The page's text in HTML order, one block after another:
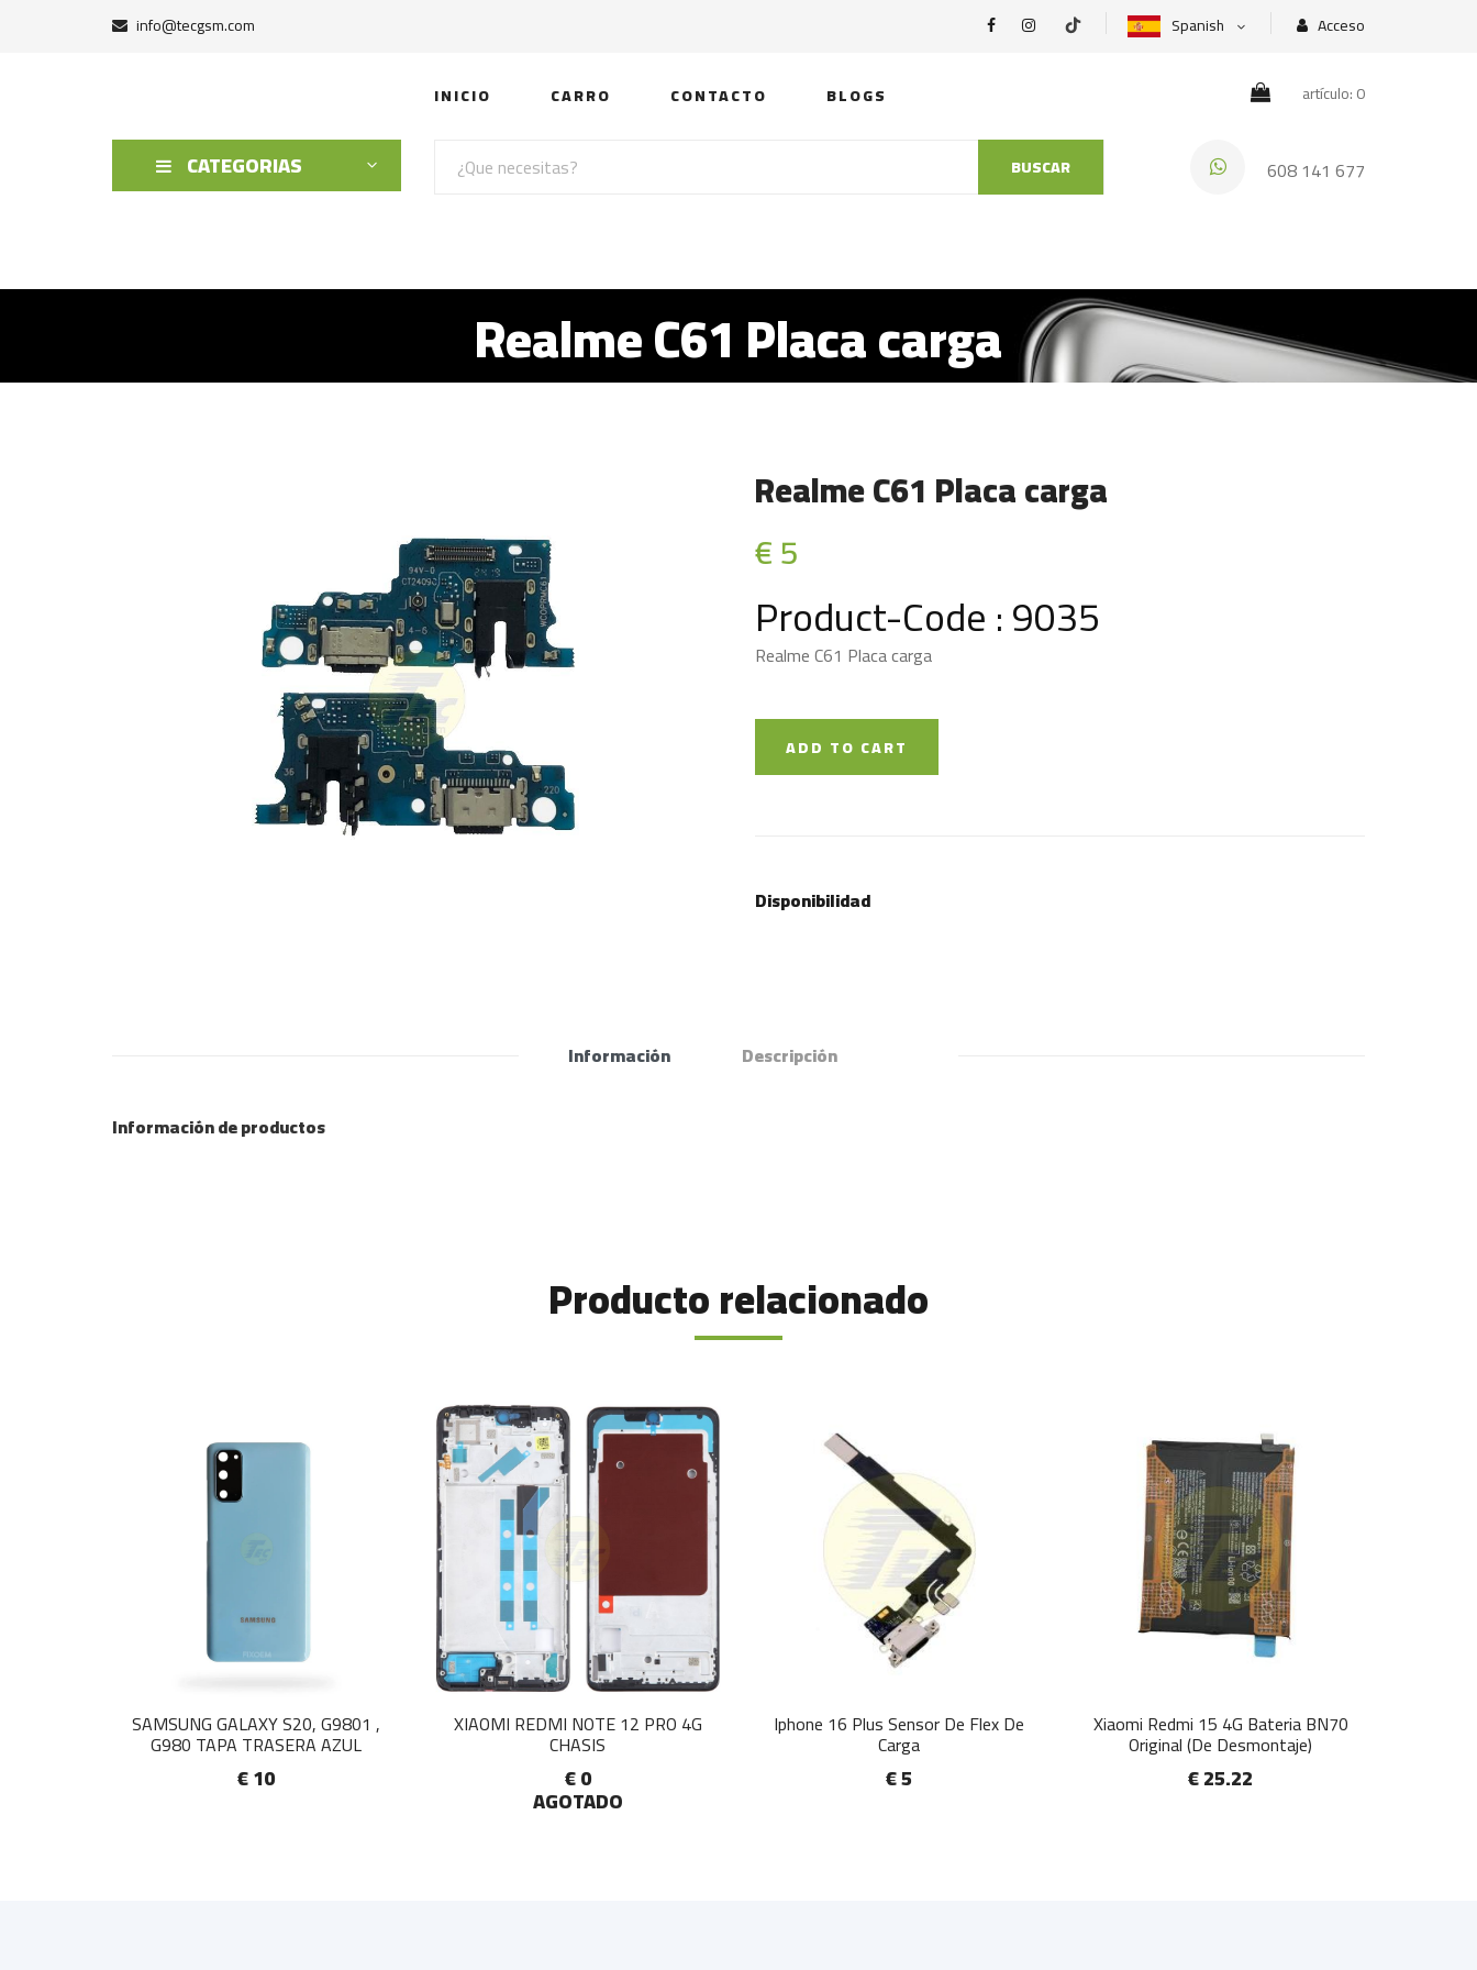
info@tecgsm.com Spanish Acceso
INICIO CARRO CONTACTO BLOGS artículo: 0
CATEGORIAS BUSCAR 608 141 677
Realme C61 Placa carga
Realme C61 Placa carga
€ 5
Product-Code : 9035
Realme C61 Placa carga
ADD TO CART
Disponibilidad
Información Descripción
Información de productos
Producto relacionado
SAMSUNG GALAXY S20, G9801 ,
G980 TAPA TRASERA AZUL
€ 10
XIAOMI REDMI NOTE 12 PRO 4G
CHASIS
€ 0
AGOTADO
Iphone 16 Plus Sensor De Flex De
Carga
€ 5
Xiaomi Redmi 15 4G Bateria BN70
Original (De Desmontaje)
€ 25.22